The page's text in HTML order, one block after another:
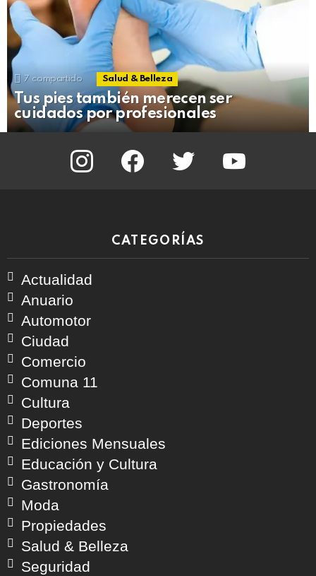
7 compartido Salud & Belleza
Tus pies también merecen ser
cuidados por profesionales
instagram facebook twitter
CATEGORÍAS
Actualidad
Anuario
Automotor
Ciudad
Comercio
Comuna 11
Cultura
Deportes
Ediciones Mensuales
Educación y Cultura
Gastronomía
Moda
Propiedades
Salud & Belleza
Seguridad